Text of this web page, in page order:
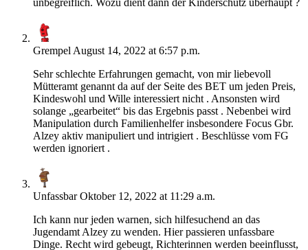
unbegreiflich. Wozu dient dann der Kinderschutz überhaupt ?
Grempel August 14, 2022 at 6:57 p.m.
Sehr schlechte Erfahrungen gemacht, von mir liebevoll
Mütteramt genannt da auf der Seite des BET um jeden Preis,
Kindeswohl und Wille interessiert nicht . Ansonsten wird
solange „gearbeitet“ bis das Ergebnis passt . Nebenbei wird
Manipulation durch Familienhelfer insbesondere Focus Gbr.
Alzey aktiv manipuliert und intrigiert . Beschlüsse vom FG
werden ignoriert .
Unfassbar Oktober 12, 2022 at 11:29 a.m.
Ich kann nur jeden warnen, sich hilfesuchend an das
Jugendamt Alzey zu wenden. Hier passieren unfassbare
Dinge. Recht wird gebeugt, Richterinnen werden beeinflusst,